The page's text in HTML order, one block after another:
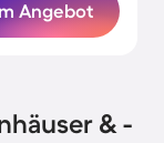
Angebot
& -